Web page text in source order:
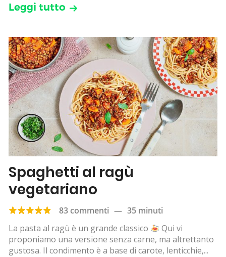
Leggi tutto
Spaghetti al ragù
vegetariano
83 commenti — 35 minuti
La pasta al ragù è un grande classico
Qui vi
proponiamo una versione senza carne, ma altrettanto
gustosa. Il condimento è a base di carote, lenticchie,...